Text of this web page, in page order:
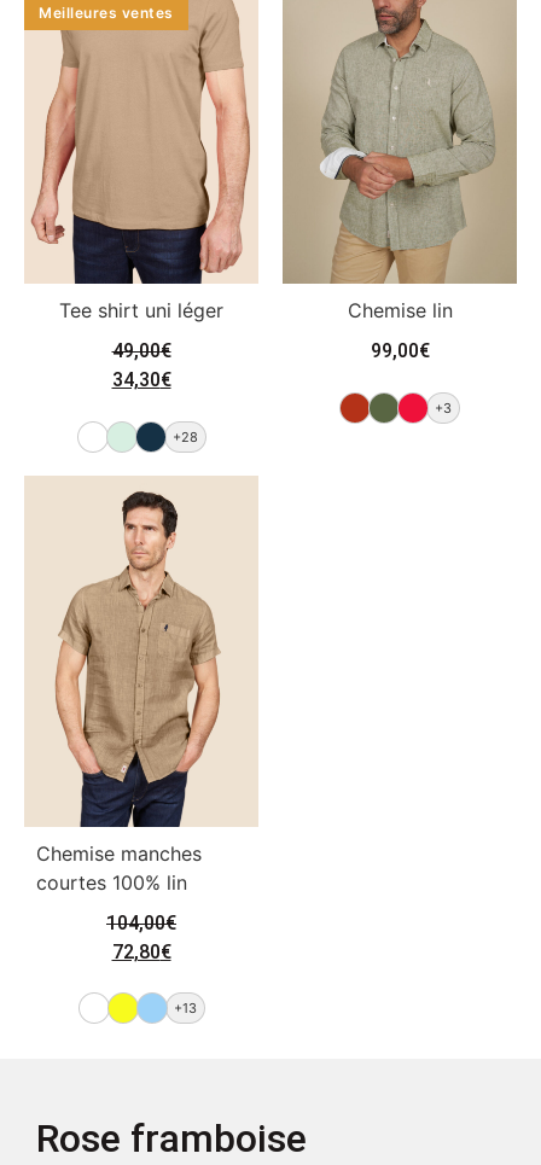
Meilleures ventes
Tee shirt uni léger
49,00€
34,30€
+28
Chemise lin
99,00€
+3
Chemise manches
courtes 100% lin
104,00€
72,80€
+13
Rose framboise